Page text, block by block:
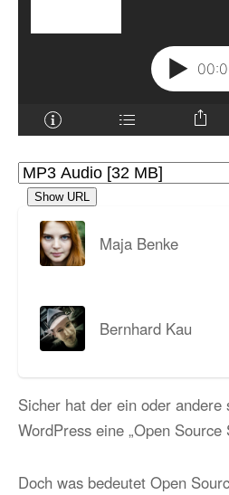
Show URL
Maja Benke
Bernhard Kau
Sicher hat der ein oder
WordPress eine „Open Source
Doch was bedeutet Open